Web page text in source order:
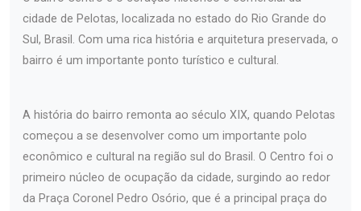
cidade de Pelotas, localizada no estado do Rio Grande do
Sul, Brasil. Com uma rica história e arquitetura preservada, o
bairro é um importante ponto turístico e cultural.
A história do bairro remonta ao século XIX, quando Pelotas
começou a se desenvolver como um importante polo
econômico e cultural na região sul do Brasil. O Centro foi o
primeiro núcleo de ocupação da cidade, surgindo ao redor
da Praça Coronel Pedro Osório, que é a principal praça do